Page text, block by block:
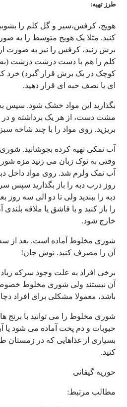
طرز تهیه:
هویج، کرفس،سیر و گل کلم را
برش زنید، کرفس را نیز به صورت
کلم را هم با دست درشت درشت
کوچک در یک برش قرار گیرد) خرد
ای یا نصف حبه ای قرار دهید.
بگذارید این مواد خشک شود. سپس
مشت دست، از هر یک برداشته و در
بریزید. روی مواد را با چند شاخه
آب نمکی تهیه کرده بجوشانید.
وقتی به نوک زبان می زنید مزه
آب نمک ولرم شد. روی مواد داخل
روز درب دبه را باز بگذارید سپس
دبه را ببندید ولی تا دو الی سه روز
را باز کنید و با قاشق یا ملاقه بلندی
خارج شود.
شوری مخلوط آماده است. بعد از سه
آن را مصرف کنید. نوش جان!
برخی افراد به علت وجود سرکه
آن نیستند ولی شوری مخلوط خصوصا
باشد، معمولا مشکلی برای افراد
شوری مخلوط را می توانید با برنج
حبوبات و دم پخت آماده می شود یا
بسیاری از غذاهایی که در زمستان
کنید.
حوریه گیفانی
مطالب مرتبط: